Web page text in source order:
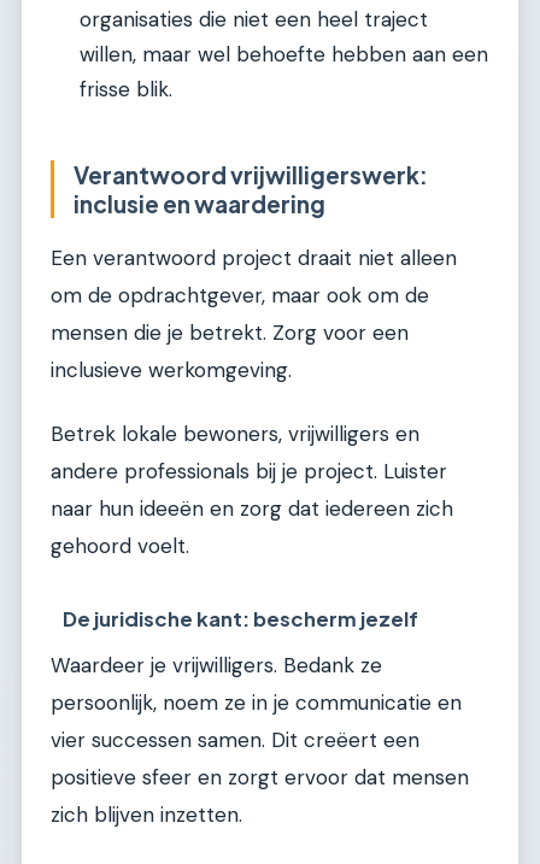
organisaties die niet een heel traject
willen, maar wel behoefte hebben aan een
frisse blik.
Verantwoord vrijwilligerswerk:
inclusie en waardering
Een verantwoord project draait niet alleen
om de opdrachtgever, maar ook om de
mensen die je betrekt. Zorg voor een
inclusieve werkomgeving.
Betrek lokale bewoners, vrijwilligers en
andere professionals bij je project. Luister
naar hun ideeën en zorg dat iedereen zich
gehoord voelt.
De juridische kant: bescherm jezelf
Waardeer je vrijwilligers. Bedank ze
persoonlijk, noem ze in je communicatie en
vier successen samen. Dit creëert een
positieve sfeer en zorgt ervoor dat mensen
zich blijven inzetten.